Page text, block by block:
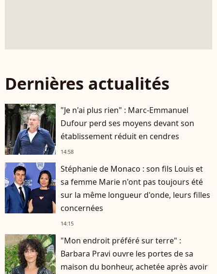
Dernières actualités
"Je n'ai plus rien" : Marc-Emmanuel
Dufour perd ses moyens devant son
établissement réduit en cendres
14:58
Stéphanie de Monaco : son fils Louis et
sa femme Marie n'ont pas toujours été
sur la même longueur d'onde, leurs filles
concernées
14:15
"Mon endroit préféré sur terre" :
Barbara Pravi ouvre les portes de sa
maison du bonheur, achetée après avoir